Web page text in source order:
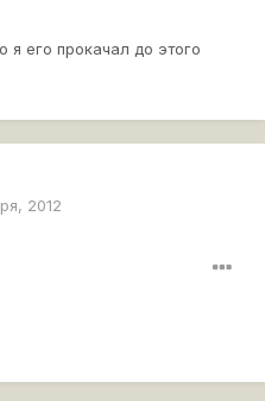
его прокачал до этого
2012